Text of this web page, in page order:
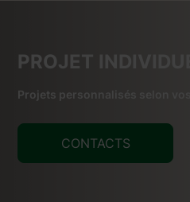
PROJET
Projets personnalisés selon vos
CONTACTS